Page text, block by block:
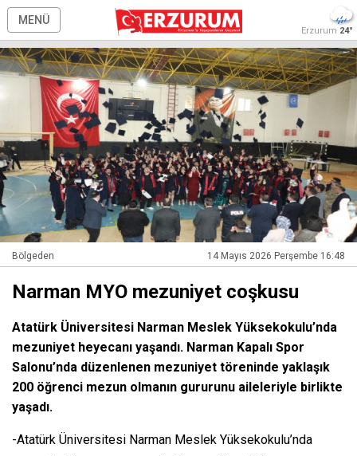
MENÜ
Erzurum 24°
Bölgeden 14 Mayıs 2026 Perşembe 16:48
Narman MYO mezuniyet coşkusu
Atatürk Üniversitesi Narman Meslek Yüksekokulu’nda
mezuniyet heyecanı yaşandı. Narman Kapalı Spor
Salonu’nda düzenlenen mezuniyet töreninde yaklaşık
200 öğrenci mezun olmanın gururunu aileleriyle birlikte
yaşadı.
-Atatürk Üniversitesi Narman Meslek Yüksekokulu’nda